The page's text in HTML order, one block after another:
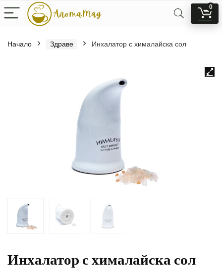
0
Начало Здраве Инхалатор с хималайска сол
Инхалатор с хималайска сол